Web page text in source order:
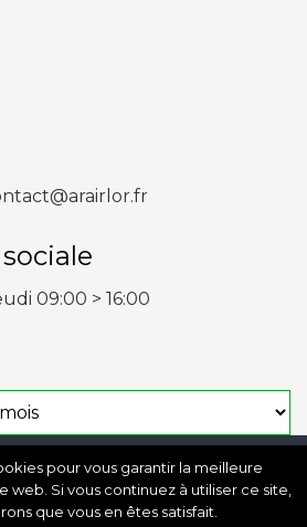
09:00 > 16:00
Conception Agence Trait d'Union
pour vous garantir la meilleure
web. Si vous continuez à utiliser ce site,
que vous en êtes satisfait.